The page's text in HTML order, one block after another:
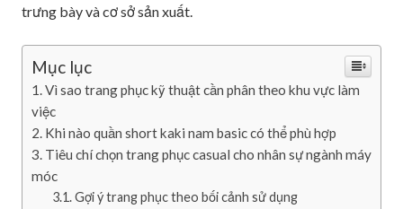
trưng bày và cơ sở sản xuất.
Mục lục
Vì sao trang phục kỹ thuật cần phân theo khu vực làm
việc
Khi nào quần short kaki nam basic có thể phù hợp
Tiêu chí chọn trang phục casual cho nhân sự ngành máy
móc
Gợi ý trang phục theo bối cảnh sử dụng